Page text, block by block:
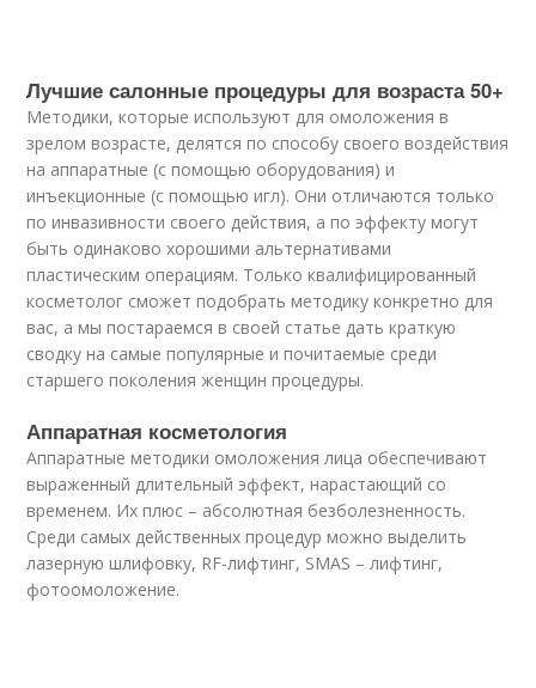
Лучшие салонные процедуры для возраста 50+
Методики, которые используют для омоложения в
зрелом возрасте, делятся по способу своего воздействия
на аппаратные (с помощью оборудования) и
инъекционные (с помощью игл). Они отличаются только
по инвазивности своего действия, а по эффекту могут
быть одинаково хорошими альтернативами
пластическим операциям. Только квалифицированный
косметолог сможет подобрать методику конкретно для
вас, а мы постараемся в своей статье дать краткую
сводку на самые популярные и почитаемые среди
старшего поколения женщин процедуры.
Аппаратная косметология
Аппаратные методики омоложения лица обеспечивают
выраженный длительный эффект, нарастающий со
временем. Их плюс – абсолютная безболезненность.
Среди самых действенных процедур можно выделить
лазерную шлифовку, RF-лифтинг, SMAS – лифтинг,
фотоомоложение.